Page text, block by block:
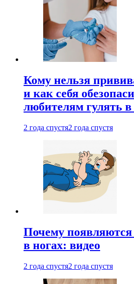
Кому нельзя
и как себя
любителям гулять в
2 года спустя2 года спустя
Почему появляются
в ногах: видео
2 года спустя2 года спустя